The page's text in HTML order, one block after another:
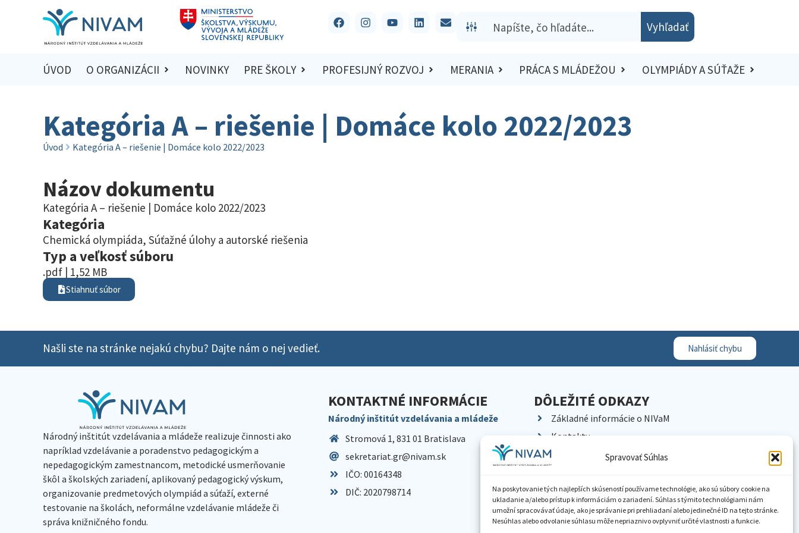
Spravovať Súhlas
Na poskytovanie tých najlepších skúseností používame technológie, ako sú súbory cookie na
ukladanie a/alebo prístup k informáciám o zariadení. Súhlas s týmito technológiami nám
umožní spracovávať údaje, ako je správanie pri prehliadaní alebo jedinečné ID na tejto stránke.
Nesúhlas alebo odvolanie súhlasu môže nepriaznivo ovplyvniť určité vlastnosti a funkcie.
Vyhľadať
ÚVOD O ORGANIZÁCII NOVINKY PRE ŠKOLY PROFESIJNÝ ROZVOJ MERANIA PRÁCA S MLÁDEŽOU OLYMPIÁDY A SÚŤAŽE
Kategória A – riešenie | Domáce kolo 2022/2023
Úvod Kategória A – riešenie | Domáce kolo 2022/2023
Názov dokumentu
Kategória A – riešenie | Domáce kolo 2022/2023
Kategória
Chemická olympiáda, Súťažné úlohy a autorské riešenia
Typ a veľkosť súboru
.pdf | 1,52 MB
Stiahnuť súbor
Našli ste na stránke nejakú chybu? Dajte nám o nej vedieť. Nahlásiť chybu
Národný inštitút vzdelávania a mládeže realizuje činnosti ako
napríklad vzdelávanie a poradenstvo pedagogickým a
nepedagogickým zamestnancom, metodické usmerňovanie
škôl a školských zariadení, aplikovaný pedagogický výskum,
organizovanie predmetových olympiád a súťaží, externé
testovanie na školách, neformálne vzdelávanie mládeže či
správa knižničného fondu.
KONTAKTNÉ INFORMÁCIE
Národný inštitút vzdelávania a mládeže
Stromová 1, 831 01 Bratislava
sekretariat.gr@nivam.sk
IČO: 00164348
DIČ: 2020798714
DÔLEŽITÉ ODKAZY
Základné informácie o NIVaM
Kontakty
Kariéra
Pracoviská NIVaM
Dokumenty inštitúcie
Knižnica